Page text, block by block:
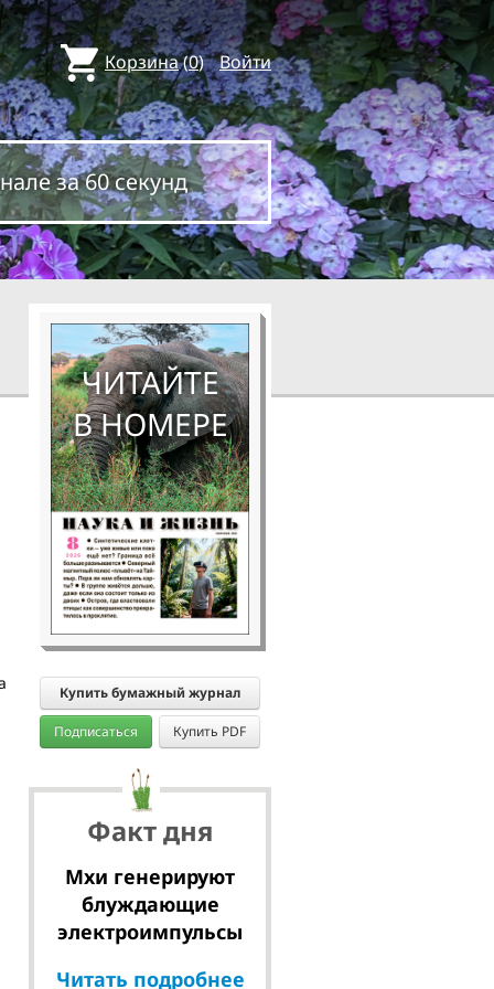
Корзина(0) Войти
за 60 секунд
ЧИТАЙТЕ
В НОМЕРЕ
Купить бумажный журнал
Подписаться Купить PDF
Факт дня
Мхи генерируют
блуждающие
электроимпульсы
Читать подробнее